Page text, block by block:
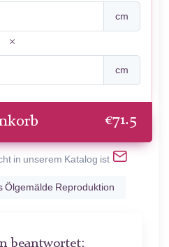
cm
cm
€71.5
in unserem Katalog ist
Ölgemälde Reproduktion
beantwortet: